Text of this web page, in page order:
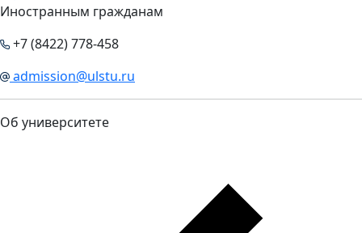
Иностранным гражданам
+7 (8422) 778-458
admission@ulstu.ru
Об университете